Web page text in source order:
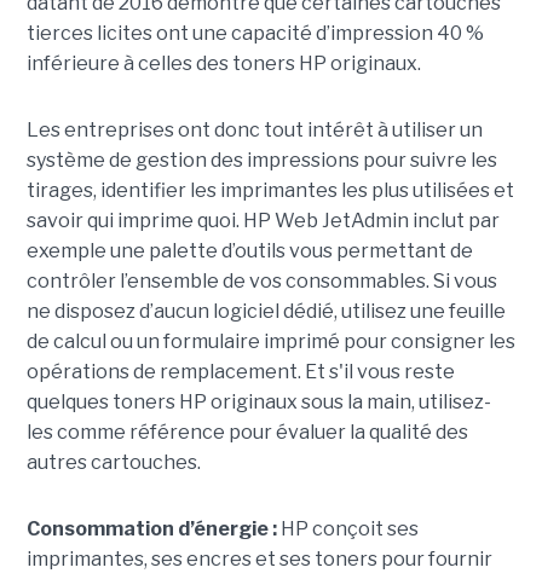
tierces licites ont une capacité d’impression 40 %
inférieure à celles des toners HP originaux.
Les entreprises ont donc tout intérêt à utiliser un
système de gestion des impressions pour suivre les
tirages, identifier les imprimantes les plus utilisées et
savoir qui imprime quoi. HP Web JetAdmin inclut par
exemple une palette d’outils vous permettant de
contrôler l’ensemble de vos consommables. Si vous
ne disposez d’aucun logiciel dédié, utilisez une feuille
de calcul ou un formulaire imprimé pour consigner les
opérations de remplacement. Et s'il vous reste
quelques toners HP originaux sous la main, utilisez-
les comme référence pour évaluer la qualité des
autres cartouches.
Consommation d’énergie :HP conçoit ses
imprimantes, ses encres et ses toners pour fournir